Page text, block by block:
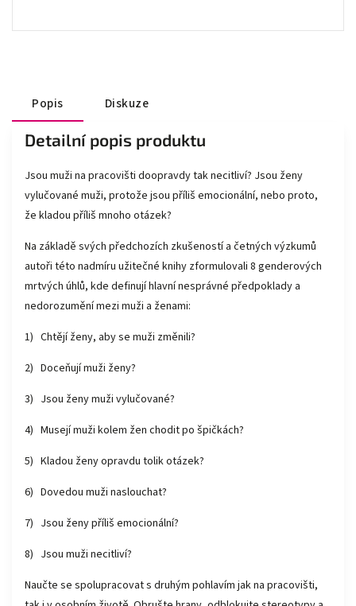
Popis Diskuze
Detailní popis produktu
Jsou muži na pracovišti doopravdy tak necitliví? Jsou ženy
vylučované muži, protože jsou příliš emocionální, nebo proto,
že kladou příliš mnoho otázek?
Na základě svých předchozích zkušeností a četných výzkumů
autoři této nadmíru užitečné knihy zformulovali 8 genderových
mrtvých úhlů, kde definují hlavní nesprávné předpoklady a
nedorozumění mezi muži a ženami:
1) Chtějí ženy, aby se muži změnili?
2) Doceňují muži ženy?
3) Jsou ženy muži vylučované?
4) Musejí muži kolem žen chodit po špičkách?
5) Kladou ženy opravdu tolik otázek?
6) Dovedou muži naslouchat?
7) Jsou ženy příliš emocionální?
8) Jsou muži necitliví?
Naučte se spolupracovat s druhým pohlavím jak na pracovišti,